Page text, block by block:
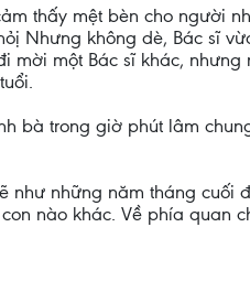
thấy mệt bèn cho người
Nhưng không dè, Bác sĩ
một Bác sĩ khác,
bà trong giờ phút lâm
những năm tháng cuối
nào khác. Về phía quan